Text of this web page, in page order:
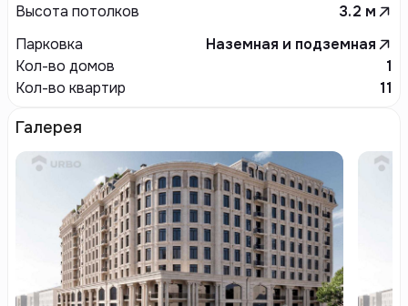
Высота потолков
3.2 м
Парковка
Наземная и подземная
Кол-во домов
1
Кол-во квартир
11
Галерея